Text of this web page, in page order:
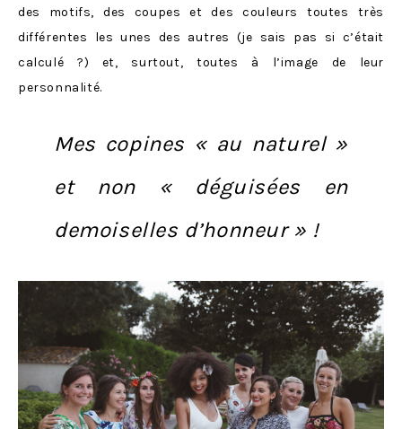
des motifs, des coupes et des couleurs toutes très
différentes les unes des autres (je sais pas si c’était
calculé ?) et, surtout, toutes à l’image de leur
personnalité.
Mes copines « au naturel »
et non « déguisées en
demoiselles d’honneur » !